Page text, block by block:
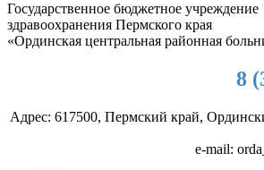
Государственное бюджетное учреждение
здравоохранения Пермского края
«Ординская центральная районная
8
Адрес: 617500, Пермский край,
e-mail: